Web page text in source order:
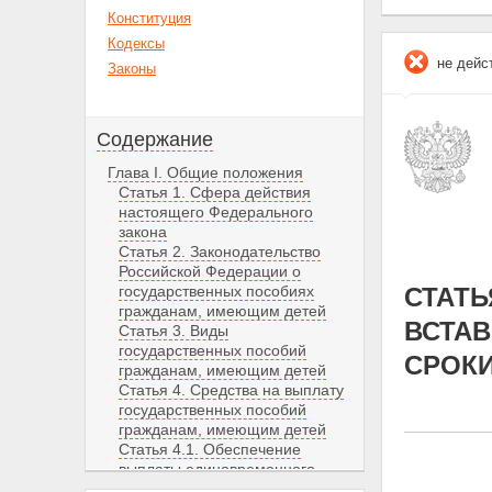
Конституция
Кодексы
Законы
Содержание
Глава I. Общие положения
Статья 1. Сфера действия
настоящего Федерального
закона
Статья 2. Законодательство
Российской Федерации о
государственных пособиях
гражданам, имеющим детей
Статья 3. Виды
государственных пособий
гражданам, имеющим детей
Статья 4. Средства на выплату
государственных пособий
гражданам, имеющим детей
Статья 4.1. Обеспечение
выплаты единовременного
не